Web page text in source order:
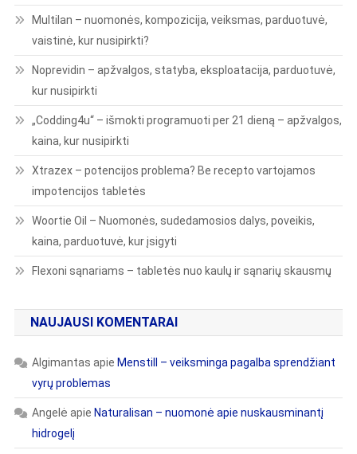
Multilan – nuomonės, kompozicija, veiksmas, parduotuvė,
vaistinė, kur nusipirkti?
Noprevidin – apžvalgos, statyba, eksploatacija, parduotuvė,
kur nusipirkti
„Codding4u“ – išmokti programuoti per 21 dieną – apžvalgos,
kaina, kur nusipirkti
Xtrazex – potencijos problema? Be recepto vartojamos
impotencijos tabletės
Woortie Oil – Nuomonės, sudedamosios dalys, poveikis,
kaina, parduotuvė, kur įsigyti
Flexoni sąnariams – tabletės nuo kaulų ir sąnarių skausmų
NAUJAUSI KOMENTARAI
Algimantas apie Menstill – veiksminga pagalba sprendžiant
vyrų problemas
Angelė apie Naturalisan – nuomonė apie nuskausminantį
hidrogelį